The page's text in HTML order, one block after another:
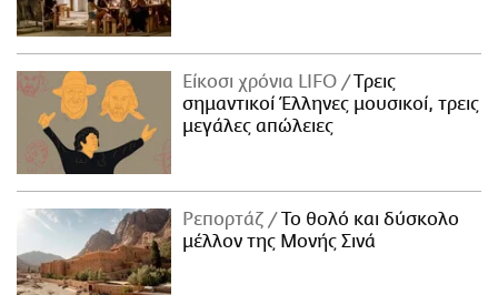
Είκοσι χρόνια LIFO
Tρεις
σημαντικοί Έλληνες μουσικοί, τρεις
μεγάλες απώλειες
Ρεπορτάζ
Το θολό και δύσκολο
μέλλον της Μονής Σινά